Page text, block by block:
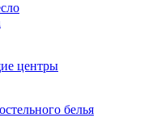
центры
белья